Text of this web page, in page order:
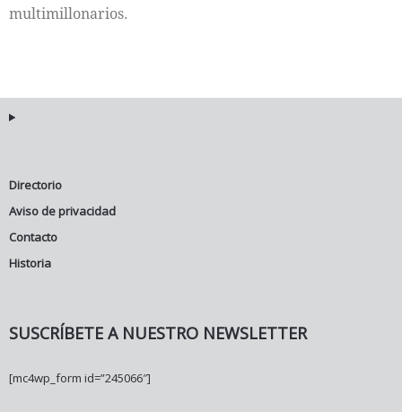
multimillonarios.
Directorio
Aviso de privacidad
Contacto
Historia
SUSCRÍBETE A NUESTRO NEWSLETTER
[mc4wp_form id=”245066″]